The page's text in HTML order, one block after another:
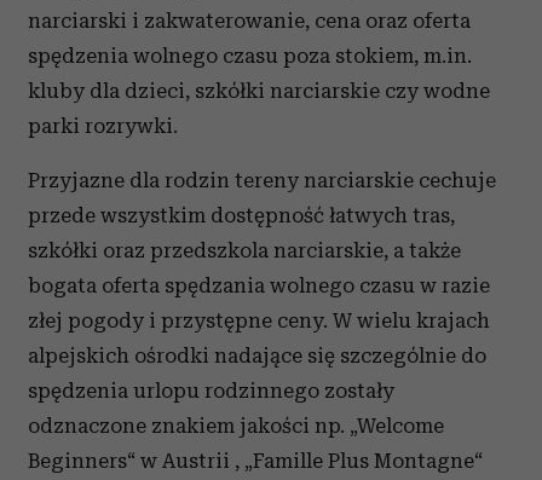
narciarski i zakwaterowanie, cena oraz oferta
spędzenia wolnego czasu poza stokiem, m.in.
kluby dla dzieci, szkółki narciarskie czy wodne
parki rozrywki.
Przyjazne dla rodzin tereny narciarskie cechuje
przede wszystkim dostępność łatwych tras,
szkółki oraz przedszkola narciarskie, a także
bogata oferta spędzania wolnego czasu w razie
złej pogody i przystępne ceny. W wielu krajach
alpejskich ośrodki nadające się szczególnie do
spędzenia urlopu rodzinnego zostały
odznaczone znakiem jakości np. „Welcome
Beginners“ w Austrii , „Famille Plus Montagne“